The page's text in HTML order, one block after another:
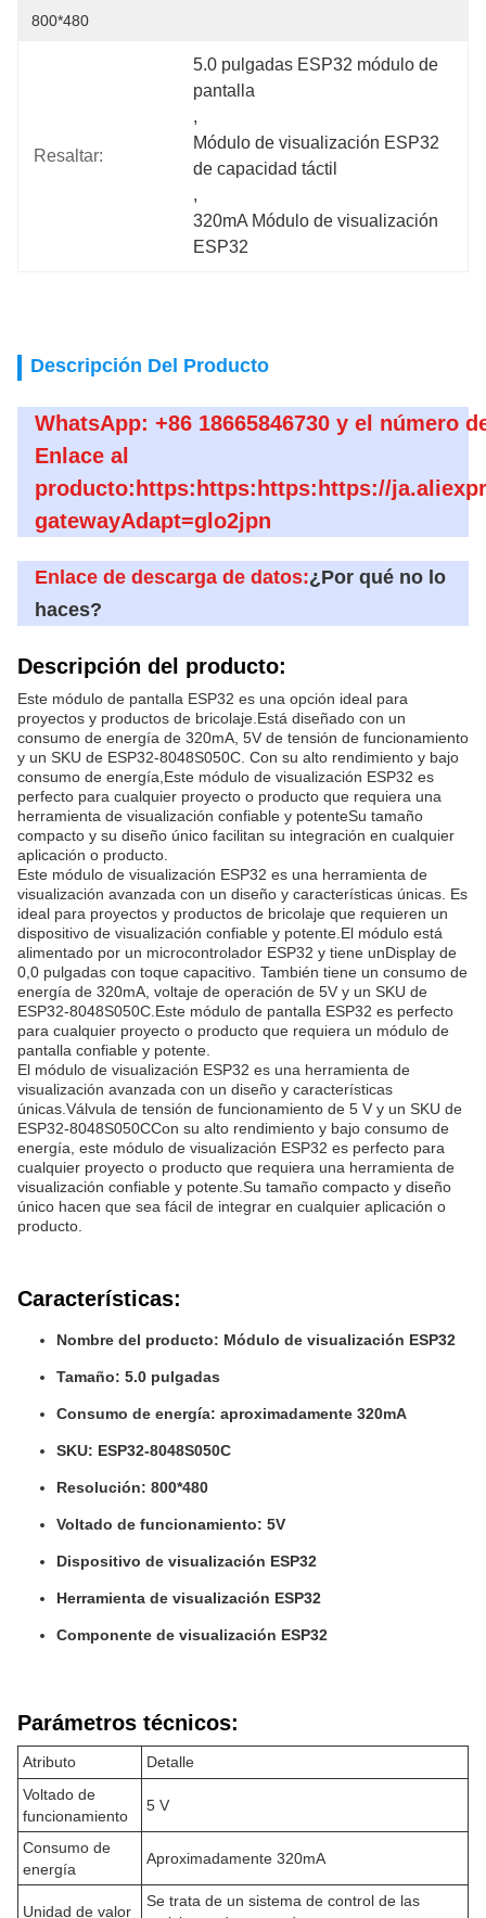
800*480
Resaltar:
5.0 pulgadas ESP32 módulo de
pantalla
,
Módulo de visualización ESP32
de capacidad táctil
,
320mA Módulo de visualización
ESP32
Descripción Del Producto
WhatsApp: +86 18665846730 y el número
Enlace al
producto:https:https:https:https://
gatewayAdapt=glo2jpn
Enlace de descarga de datos:¿Por qué no lo
haces?
Descripción del producto:
Este módulo de pantalla ESP32 es una opción ideal para
proyectos y productos de bricolaje.Está diseñado con un
consumo de energía de 320mA, 5V de tensión de funcionamiento
y un SKU de ESP32-8048S050C. Con su alto rendimiento y bajo
consumo de energía,Este módulo de visualización ESP32 es
perfecto para cualquier proyecto o producto que requiera una
herramienta de visualización confiable y potenteSu tamaño
compacto y su diseño único facilitan su integración en cualquier
aplicación o producto.
Este módulo de visualización ESP32 es una herramienta de
visualización avanzada con un diseño y características únicas. Es
ideal para proyectos y productos de bricolaje que requieren un
dispositivo de visualización confiable y potente.El módulo está
alimentado por un microcontrolador ESP32 y tiene unDisplay de
0,0 pulgadas con toque capacitivo. También tiene un consumo de
energía de 320mA, voltaje de operación de 5V y un SKU de
ESP32-8048S050C.Este módulo de pantalla ESP32 es perfecto
para cualquier proyecto o producto que requiera un módulo de
pantalla confiable y potente.
El módulo de visualización ESP32 es una herramienta de
visualización avanzada con un diseño y características
únicas.Válvula de tensión de funcionamiento de 5 V y un SKU de
ESP32-8048S050CCon su alto rendimiento y bajo consumo de
energía, este módulo de visualización ESP32 es perfecto para
cualquier proyecto o producto que requiera una herramienta de
visualización confiable y potente.Su tamaño compacto y diseño
único hacen que sea fácil de integrar en cualquier aplicación o
producto.
Características:
Nombre del producto: Módulo de visualización ESP32
Tamaño: 5.0 pulgadas
Consumo de energía: aproximadamente 320mA
SKU: ESP32-8048S050C
Resolución: 800*480
Voltado de funcionamiento: 5V
Dispositivo de visualización ESP32
Herramienta de visualización ESP32
Componente de visualización ESP32
Parámetros técnicos:
Atributo
Detalle
Voltado de
funcionamiento
5 V
Consumo de
energía
Aproximadamente 320mA
Unidad de valor
Se trata de un sistema de control de las